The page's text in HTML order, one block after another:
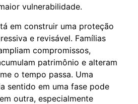
vulnerabilidade.
em construir uma proteção
e revisável. Famílias
compromissos,
patrimônio e alteram
o tempo passa. Uma
sentido em uma fase pode
outra, especialmente